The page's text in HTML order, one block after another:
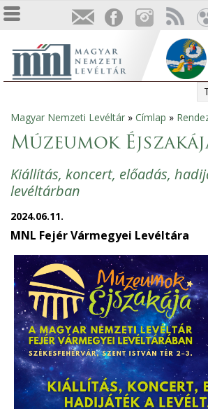
Jelenlegi
hely
Magyar Nemzeti Levéltár » Címlap »
Múzeumok
Kiállítás, koncert, előadás,
levéltárban
2024.06.11.
MNL Fejér Vármegyei Levéltára